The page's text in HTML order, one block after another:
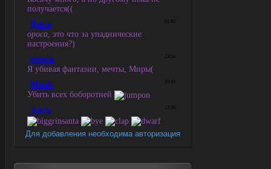
Для добавления необходима авторизация